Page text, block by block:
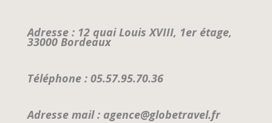
Adresse : 12 quai Louis XVIII, 1er étage,
33000 Bordeaux
Téléphone : 05.57.95.70.36
Adresse mail : agence@globetravel.fr